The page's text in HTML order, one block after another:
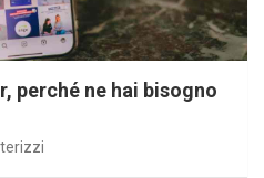
perché ne hai bisogno